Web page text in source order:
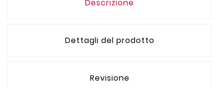
Descrizione
Dettagli del prodotto
Revisione